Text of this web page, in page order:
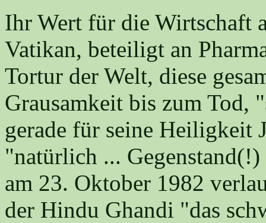
Ihr Wert für die Wirtschaft
Vatikan, beteiligt an
Tortur der Welt, diese
Grausamkeit bis zum Tod,
gerade für seine Heiligkeit
"natürlich ...
am 23. Oktober 1982
der Hindu Ghandi "das